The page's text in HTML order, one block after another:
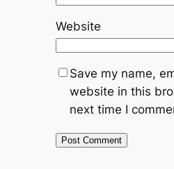
Website
Save my name,
website in this
next time I